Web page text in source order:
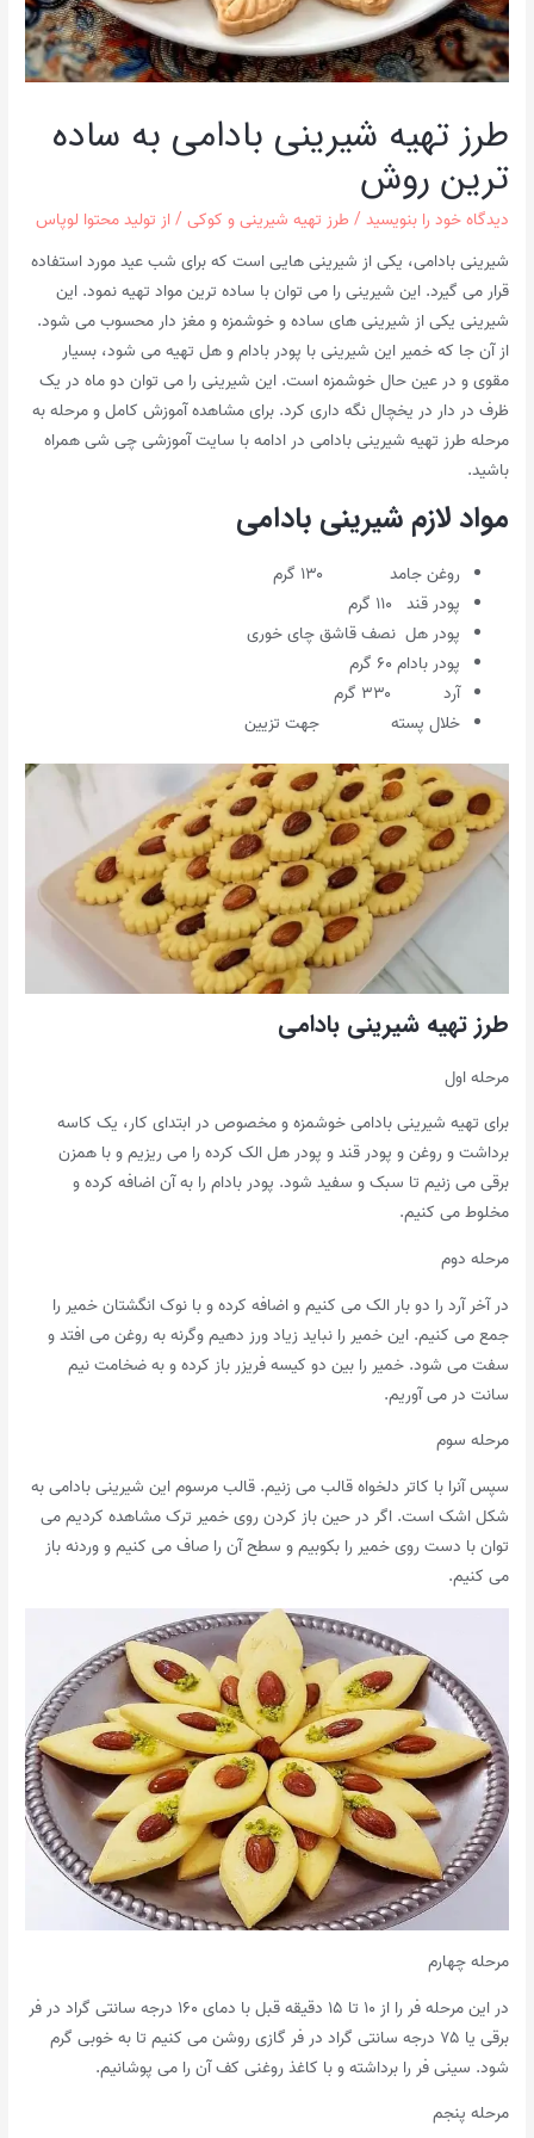
طرز تهیه شیرینی بادامی به ساده
ترین روش
دیدگاه‌ خود را بنویسید/ طرز تهیه شیرینی و کوکی/ از تولید محتوا لوپاس
شیرینی بادامی، یکی از شیرینی هایی است که برای شب عید مورد استفاده
قرار می گیرد. این شیرینی را می توان با ساده ترین مواد تهیه نمود. این
شیرینی یکی از شیرینی های ساده و خوشمزه و مغز دار محسوب می شود.
از آن جا که خمیر این شیرینی با پودر بادام و هل تهیه می شود، بسیار
مقوی و در عین حال خوشمزه است. این شیرینی را می توان دو ماه در یک
ظرف در دار در یخچال نگه داری کرد. برای مشاهده آموزش کامل و مرحله به
مرحله طرز تهیه شیرینی بادامی در ادامه با سایت آموزشی چی شی همراه
باشید.
مواد لازم شیرینی بادامی
روغن جامد ۱۳۰ گرم
پودر قند ۱۱۰ گرم
پودر هل نصف قاشق چای خوری
پودر بادام ۶۰ گرم
آرد ۳۳۰ گرم
خلال پسته جهت تزیین
طرز تهیه شیرینی بادامی
مرحله اول
برای تهیه شیرینی بادامی خوشمزه و مخصوص در ابتدای کار، یک کاسه
برداشت و روغن و پودر قند و پودر هل الک کرده را می ریزیم و با همزن
برقی می زنیم تا سبک و سفید شود. پودر بادام را به آن اضافه کرده و
مخلوط می کنیم.
مرحله دوم
در آخر آرد را دو بار الک می کنیم و اضافه کرده و با نوک انگشتان خمیر را
جمع می کنیم. این خمیر را نباید زیاد ورز دهیم وگرنه به روغن می افتد و
سفت می شود. خمیر را بین دو کیسه فریزر باز کرده و به ضخامت نیم
سانت در می آوریم.
مرحله سوم
سپس آنرا با کاتر دلخواه قالب می زنیم. قالب مرسوم این شیرینی بادامی به
شکل اشک است. اگر در حین باز کردن روی خمیر ترک مشاهده کردیم می
توان با دست روی خمیر را بکوبیم و سطح آن را صاف می کنیم و وردنه باز
می کنیم.
مرحله چهارم
در این مرحله فر را از ۱۰ تا ۱۵ دقیقه قبل با دمای ۱۶۰ درجه سانتی گراد در فر
برقی یا ۷۵ درجه سانتی گراد در فر گازی روشن می کنیم تا به خوبی گرم
شود. سینی فر را برداشته و با کاغذ روغنی کف آن را می پوشانیم.
مرحله پنجم